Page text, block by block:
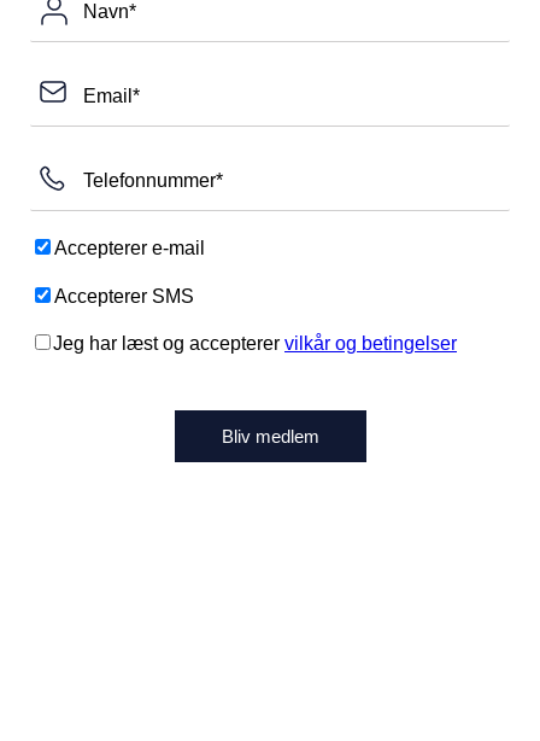
Navn*
Email*
Telefonnummer*
Accepterer e-mail
Accepterer SMS
Jeg har læst og accepterer vilkår og betingelser